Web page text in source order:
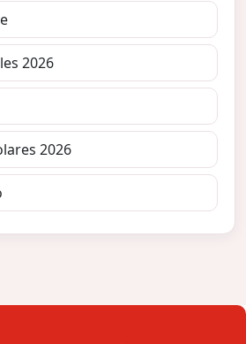
2026
2026